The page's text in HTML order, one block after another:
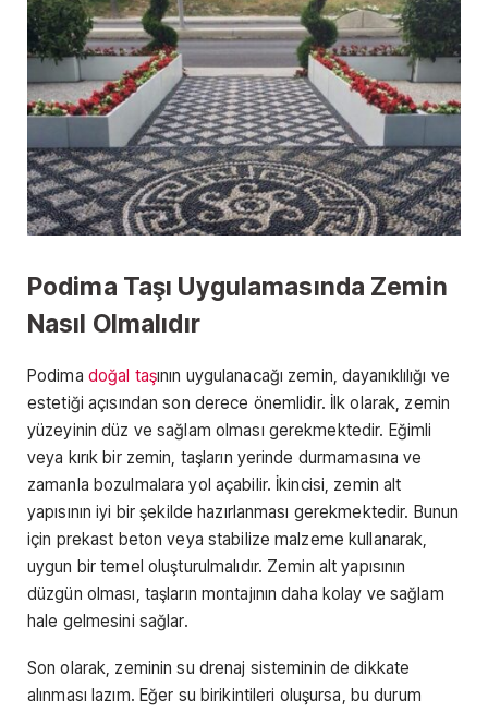
Podima Taşı Uygulamasında Zemin
Nasıl Olmalıdır
Podima doğal taşının uygulanacağı zemin, dayanıklılığı ve
estetiği açısından son derece önemlidir. İlk olarak, zemin
yüzeyinin düz ve sağlam olması gerekmektedir. Eğimli
veya kırık bir zemin, taşların yerinde durmamasına ve
zamanla bozulmalara yol açabilir. İkincisi, zemin alt
yapısının iyi bir şekilde hazırlanması gerekmektedir. Bunun
için prekast beton veya stabilize malzeme kullanarak,
uygun bir temel oluşturulmalıdır. Zemin alt yapısının
düzgün olması, taşların montajının daha kolay ve sağlam
hale gelmesini sağlar.
Son olarak, zeminin su drenaj sisteminin de dikkate
alınması lazım. Eğer su birikintileri oluşursa, bu durum